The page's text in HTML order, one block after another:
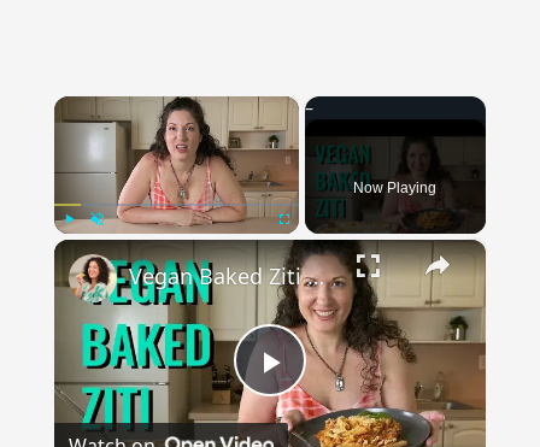
×
Fullscreen
Now Playing
×
Play
Vegan Baked Ziti with Lentils, Tofu Ricotta, and Cashew Mozzarella